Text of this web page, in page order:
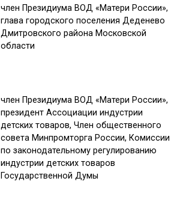
член Президиума ВОД «Матери России»,
глава городского поселения Деденево
Дмитровского района Московской
области
член Президиума ВОД «Матери России»,
президент Ассоциации индустрии
детских товаров, Член общественного
совета Минпромторга России, Комиссии
по законодательному регулированию
индустрии детских товаров
Государственной Думы